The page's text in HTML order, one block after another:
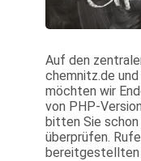
Auf den
chemnitz.de
möchten wir
von PHP-
bitten Sie
überprüfen.
bereitgestellten